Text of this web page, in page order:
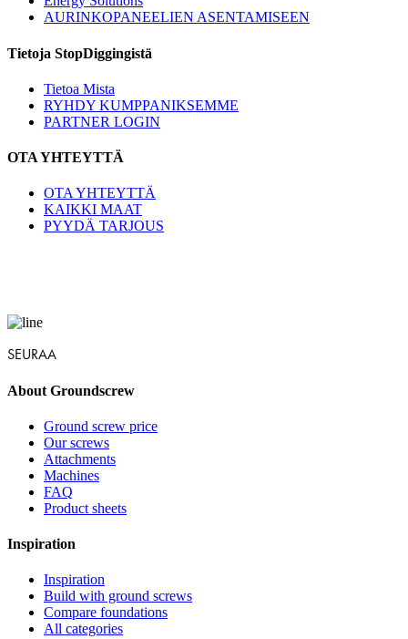
AURINKOPANEELIEN ASENTAMISEEN
Tietoja StopDiggingistä
Tietoa Mista
RYHDY KUMPPANIKSEMME
PARTNER LOGIN
OTA YHTEYTTÄ
OTA YHTEYTTÄ
KAIKKI MAAT
PYYDÄ TARJOUS
SEURAA
About Groundscrew
Ground screw price
Our screws
Attachments
Machines
FAQ
Product sheets
Inspiration
Inspiration
Build with ground screws
Compare foundations
All categories